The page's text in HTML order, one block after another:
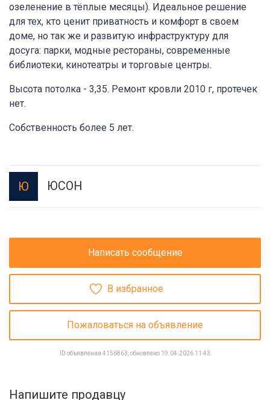
озеленение в тёплые месяцы). Идеальное решение
для тех, кто ценит приватность и комфорт в своем
доме, но так же и развитую инфраструктуру для
досуга: парки, модные рестораны, современные
библиотеки, кинотеатры и торговые центры.
Высота потолка - 3,35. Ремонт кровли 2010 г, протечек
нет.
Собственность более 5 лет.
Ю ЮСОН
Написать сообщение
В избранное
Пожаловаться на объявление
ID объявления 4156863, обновлено 19.04.2026 11:43
Напишите продавцу